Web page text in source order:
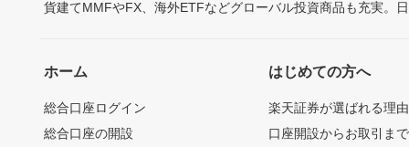
貨建てMMFやFX、海外ETFなどグローバル投資商品も充実。
ホーム
総合口座ログイン
総合口座の開設
はじめての方へ
楽天証券が選ばれる理由
口座開設からお取引ま